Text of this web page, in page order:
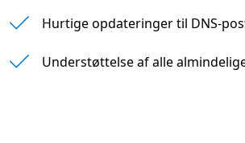
Hurtige opdateringer til DNS-
Understøttelse af alle